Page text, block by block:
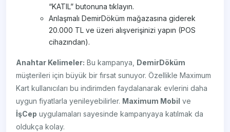
“KATIL” butonuna tıklayın.
Anlaşmalı DemirDöküm mağazasına giderek
20.000 TL ve üzeri alışverişinizi yapın (POS
cihazından).
Anahtar Kelimeler: Bu kampanya, DemirDöküm
müşterileri için büyük bir fırsat sunuyor. Özellikle Maximum
Kart kullanıcıları bu indirimden faydalanarak evlerini daha
uygun fiyatlarla yenileyebilirler. Maximum Mobil ve
İşCep uygulamaları sayesinde kampanyaya katılmak da
oldukça kolay.